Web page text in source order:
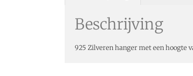
Beschrijving
925 Zilveren hanger met een hoogte